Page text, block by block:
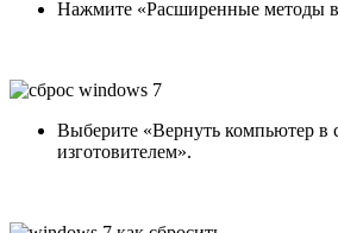
Нажмите «Расширенные методы
Выберите «Вернуть компьютер в
изготовителем».